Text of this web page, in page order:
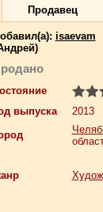
Продавец
isaevam
выпуска
2013